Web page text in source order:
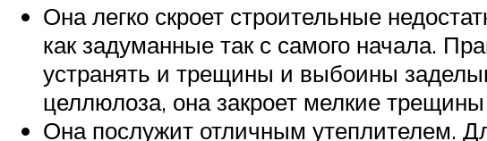
Она легко скроет строительные
как задуманные так с самого начала.
устранять и трещины и выбоины
целлюлоза, она закроет мелкие
Она послужит отличным утеплителем.